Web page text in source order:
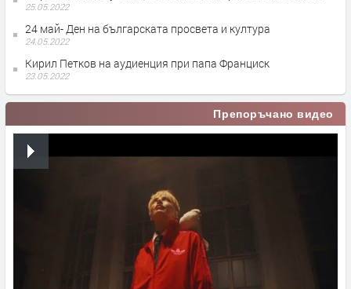
25.05.2022
24 май- Ден на българската просвета и култура
24.05.2022
Кирил Петков на аудиенция при папа Франциск
23.05.2022
Препоръчано видео